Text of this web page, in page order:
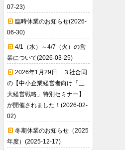
07-23)
臨時休業のお知らせ(2026-
06-30)
4/1（水）～4/7（火）の営
業について(2026-03-25)
2026年1月29日 ３社合同
の【中小企業経営者向け「三
大経営戦略」特別セミナー】
が開催されました！(2026-02-
02)
冬期休業のお知らせ（2025
年度）(2025-12-17)